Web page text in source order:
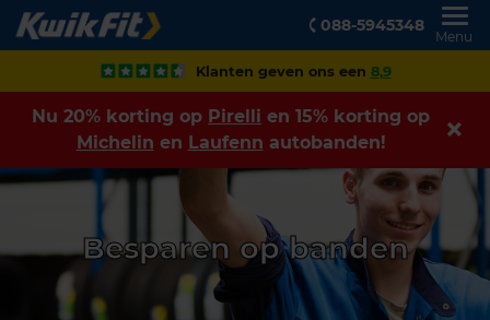
088-5945348
Menu
Klanten geven ons een 8,9
Nu 20% korting op Pirelli en 15% korting op
Michelin en Laufenn autobanden!
Besparen op banden